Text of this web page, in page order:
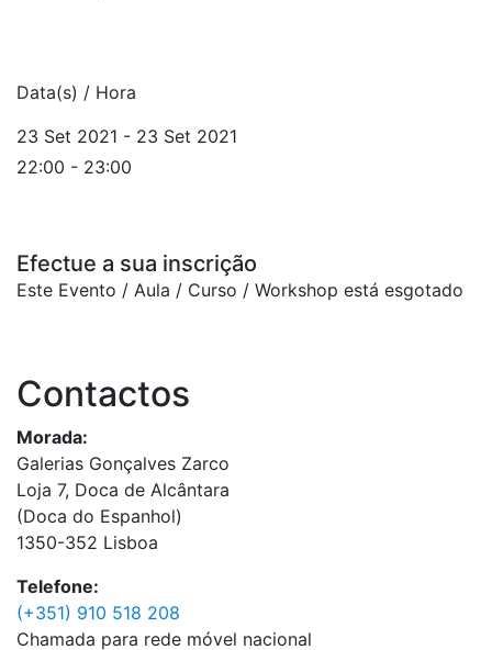
Data(s) / Hora
23 Set 2021 - 23 Set 2021
22:00 - 23:00
Efectue a sua inscrição
Este Evento / Aula / Curso / Workshop está esgotado
Contactos
Morada:
Galerias Gonçalves Zarco
Loja 7, Doca de Alcântara
(Doca do Espanhol)
1350-352 Lisboa
Telefone:
(+351) 910 518 208
Chamada para rede móvel nacional